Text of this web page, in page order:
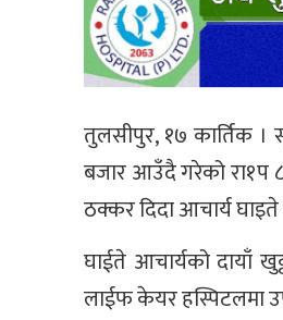
तुलसीपुर, १७ कार्तिक
बजार आउँदै गरेको रा१प
ठक्कर दिदा आचार्य
घाईते आचार्यको दायाँ
लाईफ केयर हस्पिटलमा